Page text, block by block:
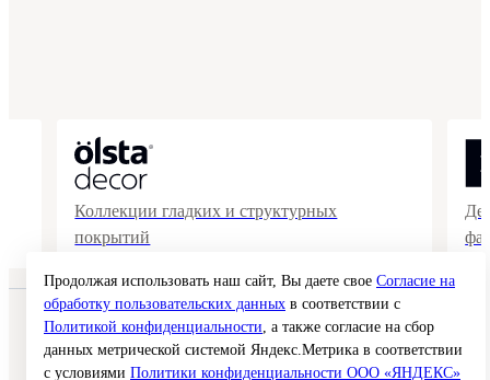
Коллекции гладких и структурных
покрытий
© 2026 Interra Deco Group
Политика конфиденциальности
Согласие на обработку персональных данных
Публичная оферта
Продолжая использовать наш сайт, Вы даете свое Согласие на
обработку пользовательских данных в соответствии с
Политикой конфиденциальности, а также согласие на сбор
данных метрической системой Яндекс.Метрика в соответствии
с условиями Политики конфиденциальности ООО «ЯНДЕКС»